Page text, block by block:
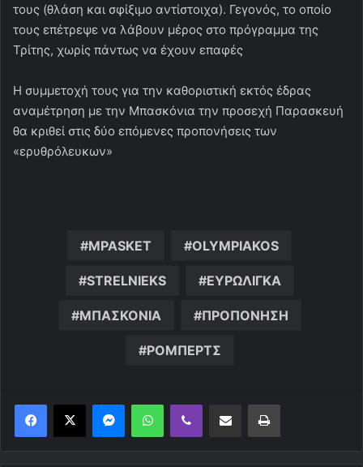
τους (θλάση και σφίξιμο αντίστοιχα). Γεγονός, το οποίο
τους επέτρεψε να λάβουν μέρος στο πρόγραμμα της
Τρίτης, χωρίς πάντως να έχουν επαφές
Η συμμετοχή τους για την καθοριστική εκτός έδρας
αναμέτρηση με την Μπασκόνια την προσεχή Παρασκευή
θα κριθεί στις δύο επόμενες προπονήσεις των
«ερυθρόλευκων»
MPASKET OLYMPIAKOS
STRELNIEKS ΕΥΡΩΛΙΓΚΑ
ΜΠΑΣΚΟΝΙΑ ΠΡΟΠΟΝΗΣΗ
ΡΟΜΠΕΡΤΣ
MessengerWhatsAppViber Κοινοποίηση μέσω ηλεκτρονικού ταχυδρομείουΕκτύπωση